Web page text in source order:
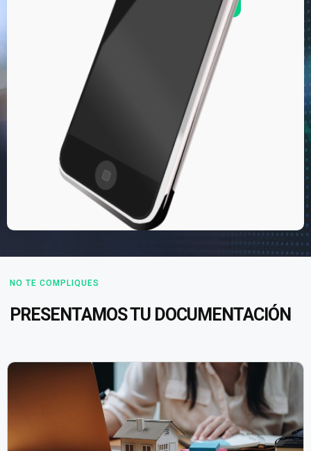
NO TE COMPLIQUES
PRESENTAMOS TU DOCUMENTACIÓN